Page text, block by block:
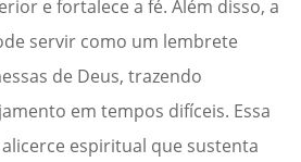
e fortalece a fé. Além disso, a
servir como um lembrete
de Deus, trazendo
em tempos difíceis. Essa
espiritual que sustenta